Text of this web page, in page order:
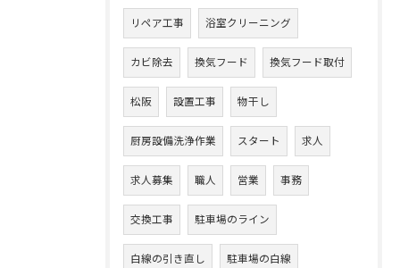
リペア工事 浴室クリーニング
カビ除去 換気フード 換気フード取付
松阪 設置工事 物干し
厨房設備洗浄作業 スタート 求人
求人募集 職人 営業 事務
交換工事 駐車場のライン
白線の引き直し 駐車場の白線